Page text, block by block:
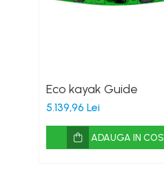
Eco kayak Guide
5.139,96 Lei
ADAUGA IN COS